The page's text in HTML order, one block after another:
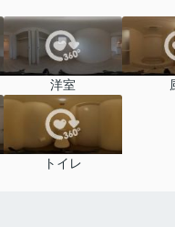
洋室
トイレ